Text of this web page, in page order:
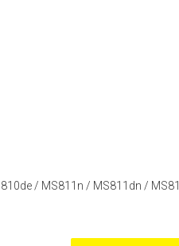
/ MS811n / MS811dn /